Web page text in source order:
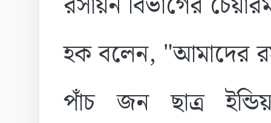
হক বলেন, "আমাদের
পাঁচ জন ছাত্র